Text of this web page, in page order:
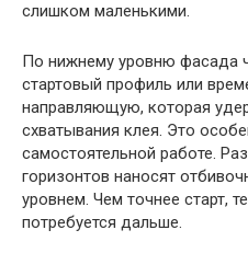
слишком маленькими.
По нижнему уровню фасада
стартовый профиль или
направляющую, которая
схватывания клея. Это
самостоятельной работе.
горизонтов наносят
уровнем. Чем точнее старт,
потребуется дальше.